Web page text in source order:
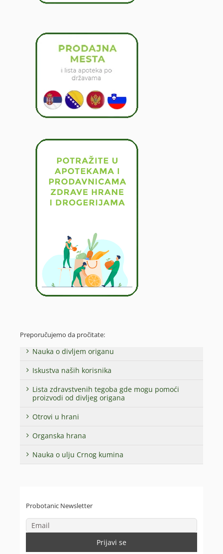
Preporučujemo da pročitate:
Nauka o divljem origanu
Iskustva naših korisnika
Lista zdravstvenih tegoba gde mogu pomoći
proizvodi od divljeg origana
Otrovi u hrani
Organska hrana
Nauka o ulju Crnog kumina
Probotanic Newsletter